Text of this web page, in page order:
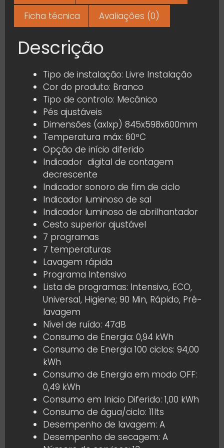
Ficha técnica
Avaliações (0)
Descrição
Tipo de instalação: Livre Instalação
Cor do produto: Branco
Tipo de controlo: Mecânico
Pés ajustáveis
Dimensões (axlxp) 845x598x600mm
Temperatura máx: 60ºC
Opção de início diferido
Indicador digital de contagem
decrescente
Indicador sonoro de fim de ciclo
Indicador luminoso de sal
Indicador luminoso de abrilhantador
Cesto superior ajustável
7 programas
7 temperaturas
Lavagem rápida
Programa Intensivo
Lista de programas: Intensivo, ECO,
Universal, Higiene; 90 Min, Rápido, Pré-
lavagem
Nível de ruído: 47dB
Consumo de Energia: 0,94 kWh
Consumo de Energia 100 ciclos: 94,00
kWh
Consumo de Energia em modo OFF:
0,49 kWh
Consumo em Inicio Diferido: 1,00 kWh
Consumo de água/ciclo: 11lts
Desempenho de lavagem: A
Desempenho de secagem: A